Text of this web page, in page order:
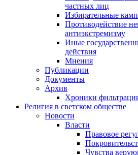
частных лиц
Избирательные
Противодействие
антиэкстремизму
Иные
действия
Мнения
Публикации
Документы
Архив
Хроники
Религия в светском обществе
Новости
Власти
Правовое
Чувства